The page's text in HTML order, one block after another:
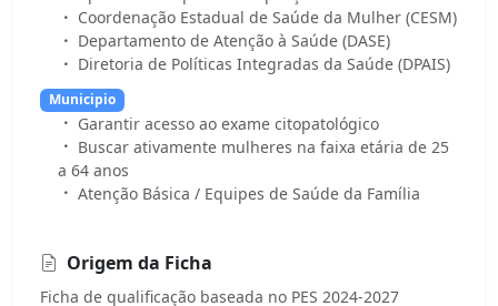
Coordenação Estadual de Saúde da Mulher (CESM)
Departamento de Atenção à Saúde (DASE)
Diretoria de Políticas Integradas da Saúde (DPAIS)
Municipio
Garantir acesso ao exame citopatológico
Buscar ativamente mulheres na faixa etária de 25
a 64 anos
Atenção Básica / Equipes de Saúde da Família
Origem da Ficha
Ficha de qualificação baseada no PES 2024-2027